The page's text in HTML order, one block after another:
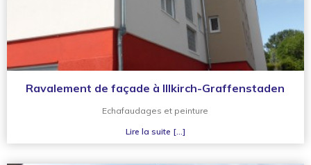
Ravalement de façade à Illkirch-Graffenstaden
Echafaudages et peinture
Lire la suite [...]